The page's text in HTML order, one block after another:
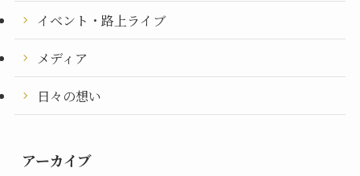
イベント・路上ライブ
メディア
日々の想い
アーカイブ